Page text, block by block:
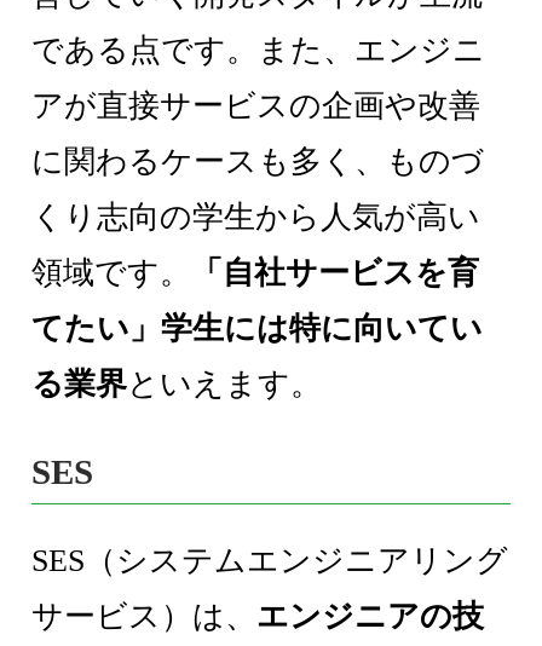
である点です。また、エンジニ
アが直接サービスの企画や改善
に関わるケースも多く、ものづ
くり志向の学生から人気が高い
領域です。
「自社サービスを育
てたい」学生には特に向いてい
る業界といえます。
SES
SES（システムエンジニアリング
サービス）は、 エンジニアの技